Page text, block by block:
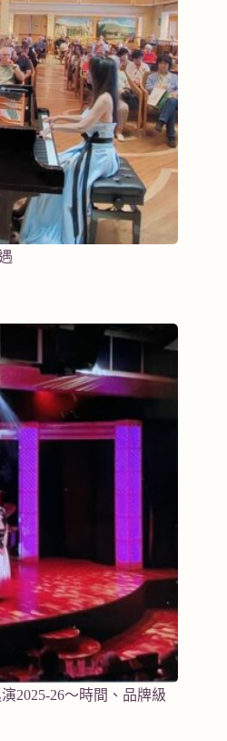
2025-26～時間、品牌級